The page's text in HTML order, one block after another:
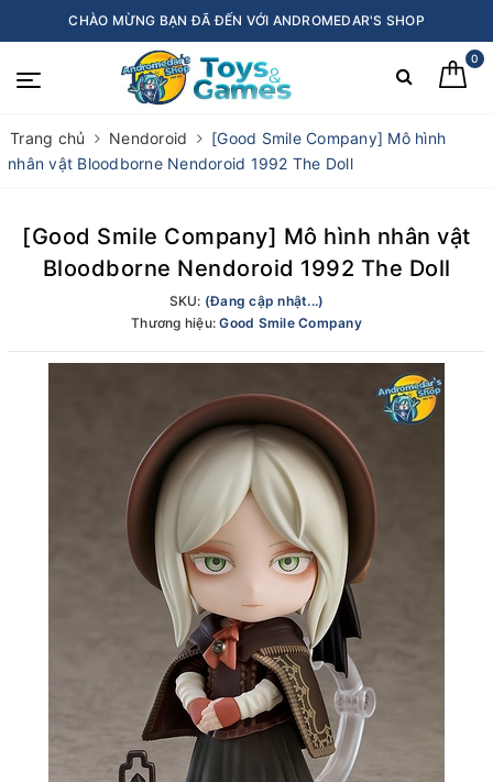
CHÀO MỪNG BẠN ĐÃ ĐẾN VỚI ANDROMEDAR'S SHOP
0
Trang chủ Nendoroid
[Good Smile Company] Mô hình
nhân vật Bloodborne Nendoroid 1992 The Doll
[Good Smile Company] Mô hình nhân vật
Bloodborne Nendoroid 1992 The Doll
SKU: (Đang cập nhật...)
Thương hiệu:Good Smile Company